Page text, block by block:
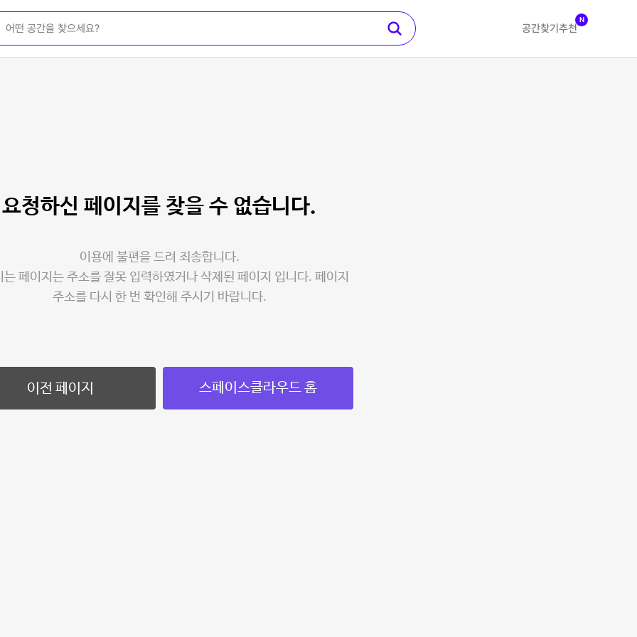
공간찾기 추천
N
요청하신 페이지를 찾을 수 없습니다.
이용에 불편을 드려 죄송합니다.
는 페이지는 주소를 잘못 입력하였거나 삭제된 페이지 입니다. 페이지
주소를 다시 한 번 확인해 주시기 바랍니다.
이전 페이지 스페이스클라우드 홈